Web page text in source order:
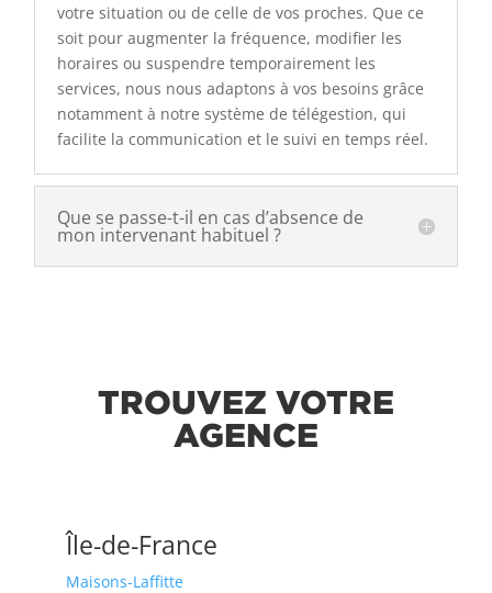
votre situation ou de celle de vos proches. Que ce
soit pour augmenter la fréquence, modifier les
horaires ou suspendre temporairement les
services, nous nous adaptons à vos besoins grâce
notamment à notre système de télégestion, qui
facilite la communication et le suivi en temps réel.
Que se passe-t-il en cas d’absence de
mon intervenant habituel ?
TROUVEZ VOTRE
AGENCE
Île-de-France
Maisons-Laffitte